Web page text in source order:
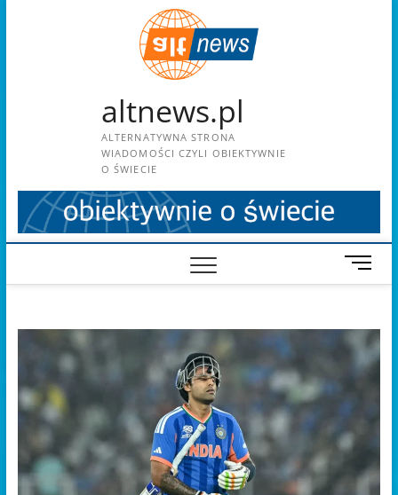
altnews.pl
ALTERNATYWNA STRONA
WIADOMOŚCI CZYLI OBIEKTYWNIE
O ŚWIECIE
M
e
t
n